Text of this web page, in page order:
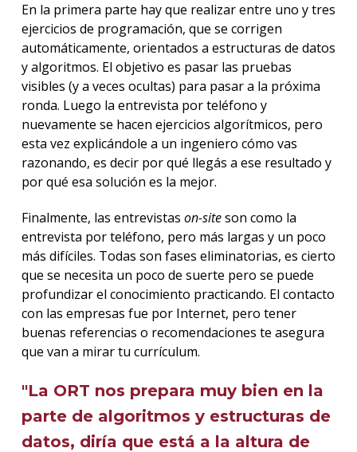
En la primera parte hay que realizar entre uno y tres
ejercicios de programación, que se corrigen
automáticamente, orientados a estructuras de datos
y algoritmos. El objetivo es pasar las pruebas
visibles (y a veces ocultas) para pasar a la próxima
ronda. Luego la entrevista por teléfono y
nuevamente se hacen ejercicios algorítmicos, pero
esta vez explicándole a un ingeniero cómo vas
razonando, es decir por qué llegás a ese resultado y
por qué esa solución es la mejor.
Finalmente, las entrevistas on-siteson como la
entrevista por teléfono, pero más largas y un poco
más difíciles. Todas son fases eliminatorias, es cierto
que se necesita un poco de suerte pero se puede
profundizar el conocimiento practicando. El contacto
con las empresas fue por Internet, pero tener
buenas referencias o recomendaciones te asegura
que van a mirar tu currículum.
"La ORT nos prepara muy bien en la
parte de algoritmos y estructuras de
datos, diría que está a la altura de